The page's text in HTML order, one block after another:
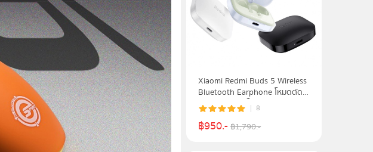
Xiaomi Redmi Buds 5 Wireless
Bluetooth Earphone โหมดตัด
เสียงรบกวน 3 โหมด เสียงระดับ
Hi-Fi ขั้นสูงสุด | รับประกัน 1 ปี
8
฿950.-฿1,790.-